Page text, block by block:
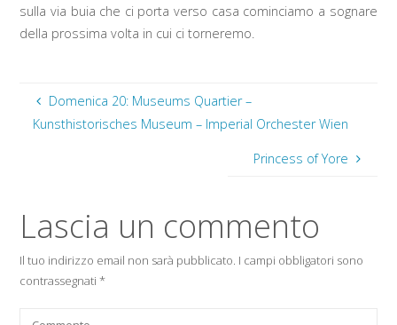
sulla via buia che ci porta verso casa cominciamo a sognare
della prossima volta in cui ci torneremo.
Domenica 20: Museums Quartier –
Kunsthistorisches Museum – Imperial Orchester Wien
Princess of Yore
Lascia un commento
Il tuo indirizzo email non sarà pubblicato. I campi obbligatori sono
contrassegnati*